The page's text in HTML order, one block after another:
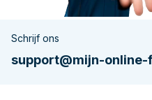
Schrijf ons
support@mijn-online-